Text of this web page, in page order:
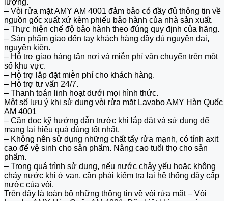
lượng.
– Vòi rửa mặt AMY AM 4001 đảm bảo có đầy đủ thông tin về
nguồn gốc xuất xứ kèm phiếu bảo hành của nhà sản xuất.
– Thực hiện chế độ bảo hành theo đúng quy định của hãng.
– Sản phẩm giao đến tay khách hàng đầy đủ nguyên đai,
nguyên kiện.
– Hỗ trợ giao hàng tận nơi và miễn phí vận chuyển trên một
số khu vực.
– Hỗ trợ lắp đặt miễn phí cho khách hàng.
– Hỗ trợ tư vấn 24/7.
– Thanh toán linh hoạt dưới mọi hình thức.
Một số lưu ý khi sử dụng vòi rửa mặt Lavabo AMY Hàn Quốc
AM 4001
– Cần đọc kỹ hướng dẫn trước khi lắp đặt và sử dụng để
mang lại hiệu quả dùng tốt nhất.
– Không nên sử dụng những chất tẩy rửa mạnh, có tính axit
cao để vệ sinh cho sản phẩm. Nâng cao tuổi thọ cho sản
phẩm.
– Trong quá trình sử dụng, nếu nước chảy yếu hoặc không
chảy nước khi ở van, cần phải kiểm tra lại hệ thống dây cấp
nước của vòi.
Trên đây là toàn bộ những thông tin về vòi rửa mặt – Vòi